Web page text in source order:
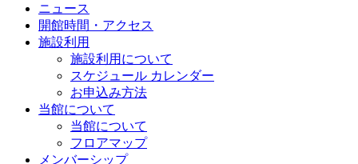
ニュース
開館時間・アクセス
施設利用
施設利用について
スケジュール カレンダー
お申込み方法
当館について
当館について
フロアマップ
メンバーシップ